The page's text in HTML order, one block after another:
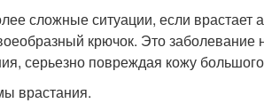
сложные ситуации, если врастает
крючок. Это
серьезно повреждая кожу
врастания.